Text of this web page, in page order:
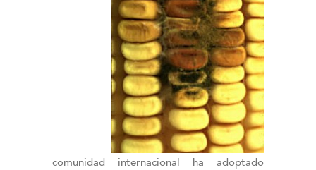
comunidad internacional ha adoptado